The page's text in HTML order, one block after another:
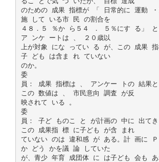
のための 成果 指標が 「 日常的に 運動
施 して いる市 民 の割合を
４８．５ ％か ら５４ ． ５％にす る」 と
ア ンケ ートは 、 ２０歳以
上が対象 にな ってい る が、この 成果
子 ども は含ま れ ていない
のか。
委
員： 成果 指標は 、 アンケー トの 結果と
この 数値は 、 市民意向 調査 が反
映されて いる 。
委
員： 子ど ものこ と が計画の 中に 出てき
この 成果指 標 に子ども が含 まれ
ていない のは 違和感 が ある。計 画に
か どう かを議 論 していた
が、青少 年育 成団体 に は子ども 会も